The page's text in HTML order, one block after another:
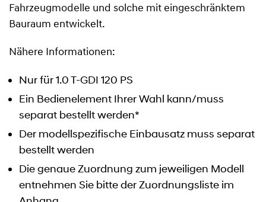
Fahrzeugmodelle und solche mit eingeschränktem
Bauraum entwickelt.
Nähere Informationen:
Nur für 1.0 T-GDI 120 PS
Ein Bedienelement Ihrer Wahl kann/muss
separat bestellt werden*
Der modellspezifische Einbausatz muss separat
bestellt werden
Die genaue Zuordnung zum jeweiligen Modell
entnehmen Sie bitte der Zuordnungsliste im